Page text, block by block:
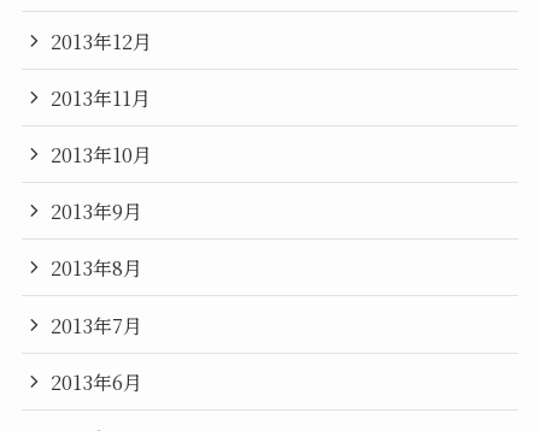
2013年12月
2013年11月
2013年10月
2013年9月
2013年8月
2013年7月
2013年6月